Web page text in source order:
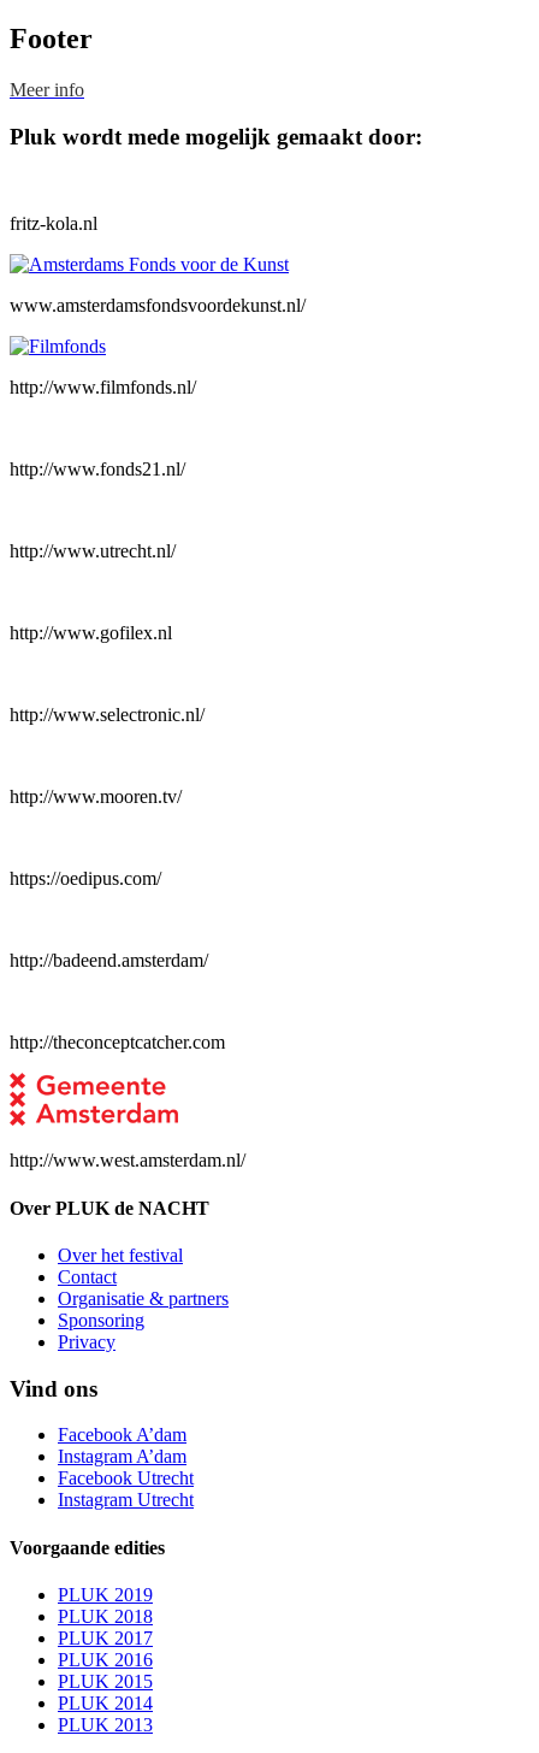
Footer
Meer info
Pluk wordt mede mogelijk gemaakt door:
fritz-kola.nl
www.amsterdamsfondsvoordekunst.nl/
http://www.filmfonds.nl/
http://www.fonds21.nl/
http://www.utrecht.nl/
http://www.gofilex.nl
http://www.selectronic.nl/
http://www.mooren.tv/
https://oedipus.com/
http://badeend.amsterdam/
http://theconceptcatcher.com
http://www.west.amsterdam.nl/
Over PLUK de NACHT
Over het festival
Contact
Organisatie & partners
Sponsoring
Privacy
Vind ons
Facebook A’dam
Instagram A’dam
Facebook Utrecht
Instagram Utrecht
Voorgaande edities
PLUK 2019
PLUK 2018
PLUK 2017
PLUK 2016
PLUK 2015
PLUK 2014
PLUK 2013